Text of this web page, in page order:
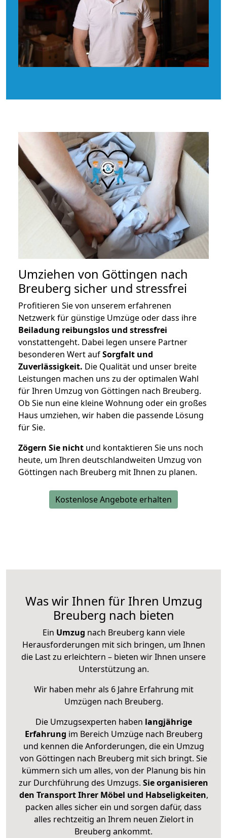
Umziehen von Göttingen nach
Breuberg sicher und stressfrei
Profitieren Sie von unserem erfahrenen
Netzwerk für günstige Umzüge oder dass ihre
Beiladung reibungslos und stressfrei
vonstattengeht. Dabei legen unsere Partner
besonderen Wert aufSorgfalt und
Zuverlässigkeit. Die Qualität und unser breite
Leistungen machen uns zu der optimalen Wahl
für Ihren Umzug von Göttingen nach Breuberg.
Ob Sie nun eine kleine Wohnung oder ein großes
Haus umziehen, wir haben die passende Lösung
für Sie.
Zögern Sie nicht und kontaktieren Sie uns noch
heute, um Ihren deutschlandweiten Umzug von
Göttingen nach Breuberg mit Ihnen zu planen.
Kostenlose Angebote erhalten
Was wir Ihnen für Ihren Umzug
Breuberg nach bieten
Ein Umzug nach Breuberg kann viele
Herausforderungen mit sich bringen, um Ihnen
die Last zu erleichtern – bieten wir Ihnen unsere
Unterstützung an.
Wir haben mehr als 6 Jahre Erfahrung mit
Umzügen nach Breuberg.
Die Umzugsexperten haben langjährige
Erfahrung im Bereich Umzüge nach Breuberg
und kennen die Anforderungen, die ein Umzug
von Göttingen nach Breuberg mit sich bringt. Sie
kümmern sich um alles, von der Planung bis hin
zur Durchführung des Umzugs. Sie organisieren
den Transport Ihrer Möbel und Habseligkeiten,
packen alles sicher ein und sorgen dafür, dass
alles rechtzeitig an Ihrem neuen Zielort in
Breuberg ankommt.